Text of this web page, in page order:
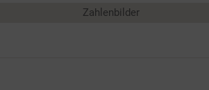
Zahlenbilder